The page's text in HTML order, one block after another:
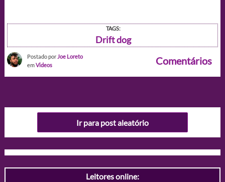
TAGS:
Drift dog
Postado por Joe Loreto
emVideos Comentários
Ir para post aleatório
Leitores online: